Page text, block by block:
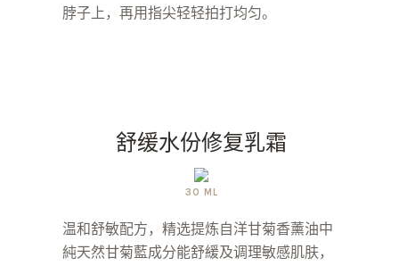
脖子上，再用指尖轻轻拍打均匀。
舒缓水份修复乳霜
30 ML
温和舒敏配方，精选提炼自洋甘菊香薰油中
純天然甘菊藍成分能舒緩及调理敏感肌肤，